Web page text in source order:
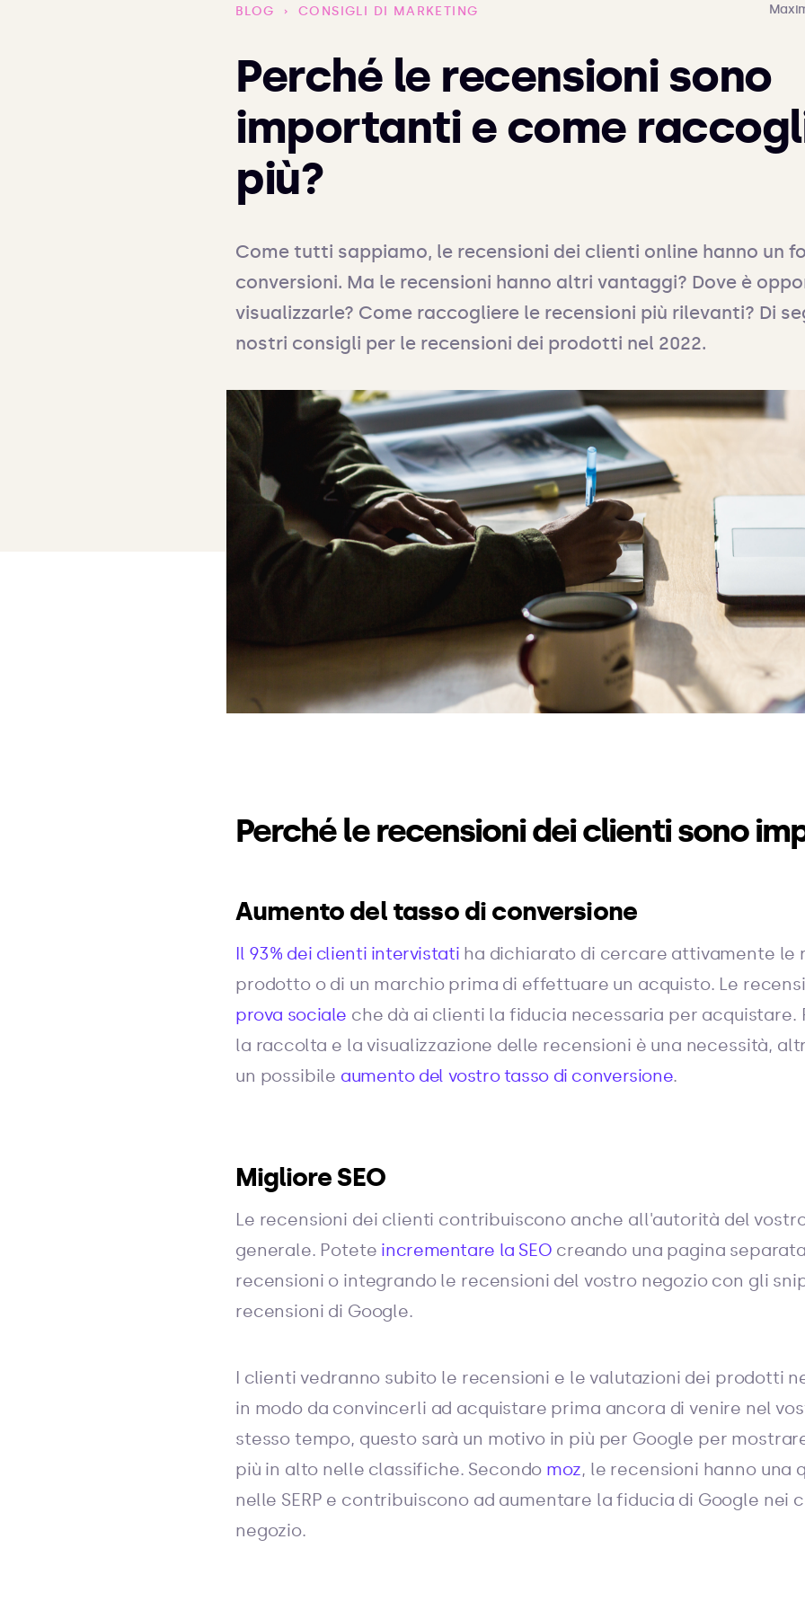
BLOG › CONSIGLI DI MARKETING
Perché le recensioni sono
importanti e come
più?
Come tutti sappiamo, le recensioni dei clienti online hanno un
conversioni. Ma le recensioni hanno altri vantaggi? Dove è
visualizzarle? Come raccogliere le recensioni più rilevanti? Di
nostri consigli per le recensioni dei prodotti nel 2022.
Perché le recensioni dei clienti sono
Aumento del tasso di conversione
Il 93% dei clienti intervistati ha dichiarato di cercare attivamente le
prodotto o di un marchio prima di effettuare un acquisto. Le
prova sociale che dà ai clienti la fiducia necessaria per acquistare.
la raccolta e la visualizzazione delle recensioni è una necessità,
un possibile aumento del vostro tasso di conversione.
Migliore SEO
Le recensioni dei clienti contribuiscono anche all'autorità del
generale. Potete incrementare la SEO creando una pagina
recensioni o integrando le recensioni del vostro negozio con gli
recensioni di Google.
I clienti vedranno subito le recensioni e le valutazioni dei prodotti
in modo da convincerli ad acquistare prima ancora di venire nel
stesso tempo, questo sarà un motivo in più per Google per
più in alto nelle classifiche. Secondo moz, le recensioni hanno una
nelle SERP e contribuiscono ad aumentare la fiducia di Google nei
negozio.